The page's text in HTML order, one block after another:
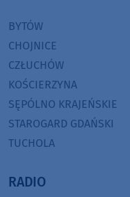
BYTÓW
CHOJNICE
CZŁUCHÓW
KOŚCIERZYNA
SĘPÓLNO KRAJEŃSKIE
STAROGARD GDAŃSKI
TUCHOLA
RADIO